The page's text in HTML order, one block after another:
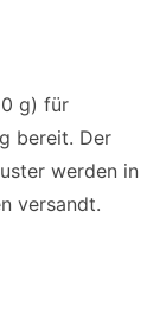
g) für
bereit. Der
werden in
versandt.